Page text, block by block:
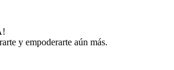
y empoderarte aún más.